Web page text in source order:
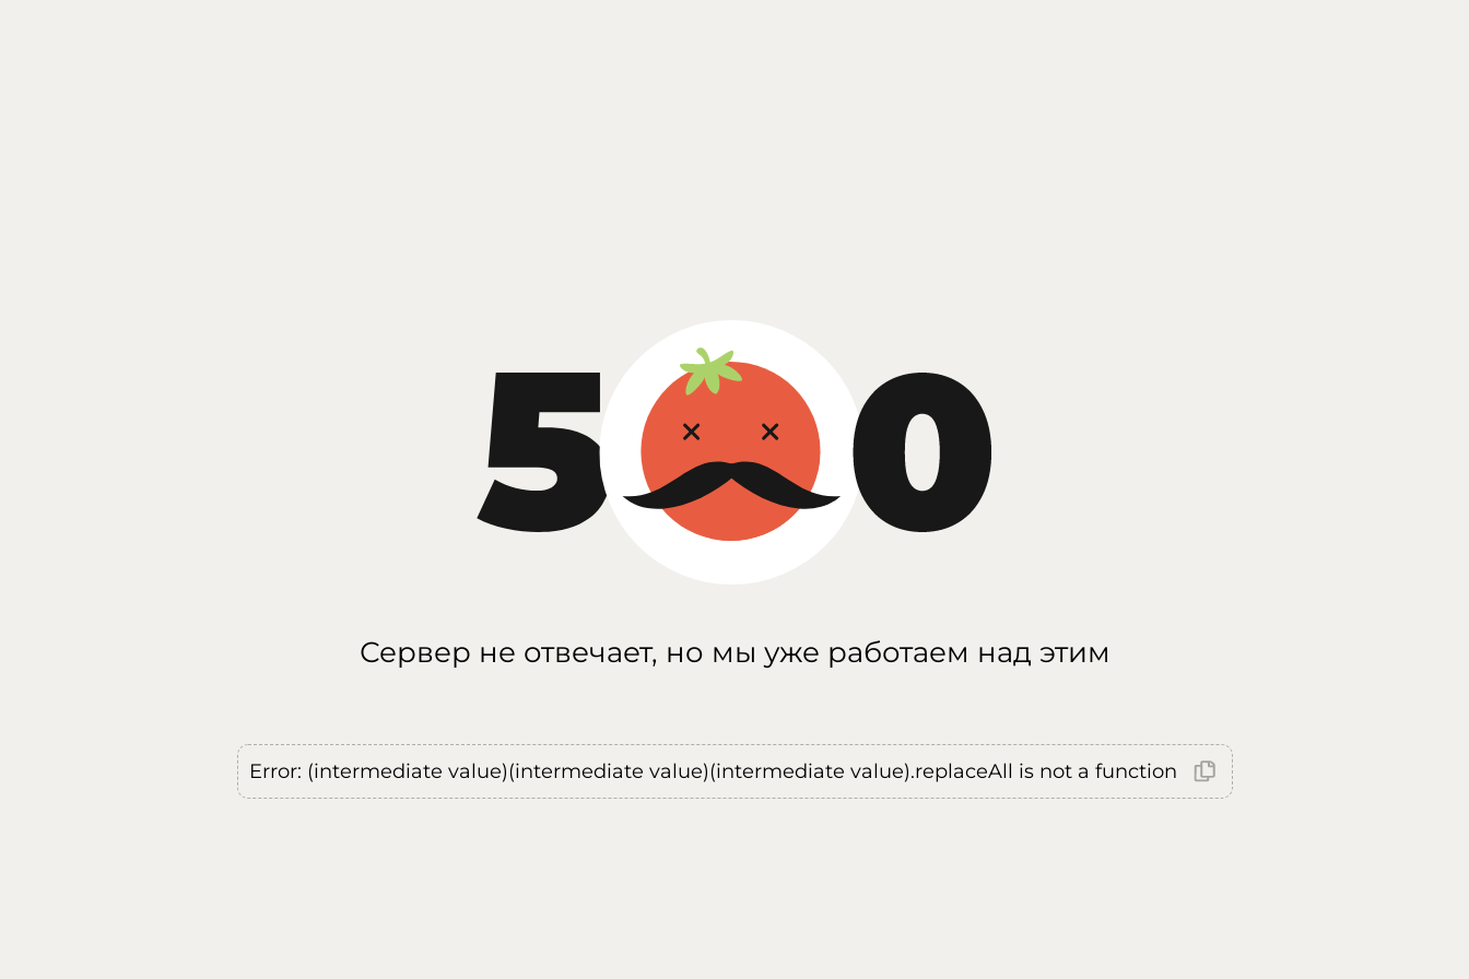
Сервер не отвечает, но мы уже работаем над этим
Error: (intermediate value)(intermediate value)(intermediate value).replaceAll is not a function